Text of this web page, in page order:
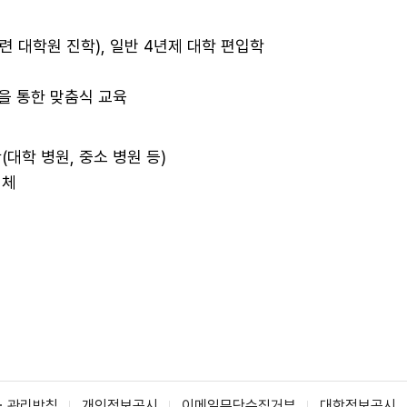
대학원 진학), 일반 4년제 대학 편입학
통한 맞춤식 교육
학 병원, 중소 병원 등)